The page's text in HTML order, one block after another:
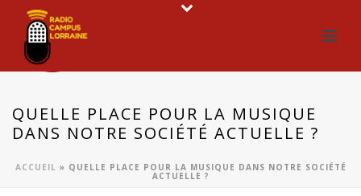
QUELLE PLACE POUR LA MUSIQUE
DANS NOTRE SOCIÉTÉ ACTUELLE ?
ACCUEIL » QUELLE PLACE POUR LA MUSIQUE DANS NOTRE SOCIÉTÉ
ACTUELLE ?